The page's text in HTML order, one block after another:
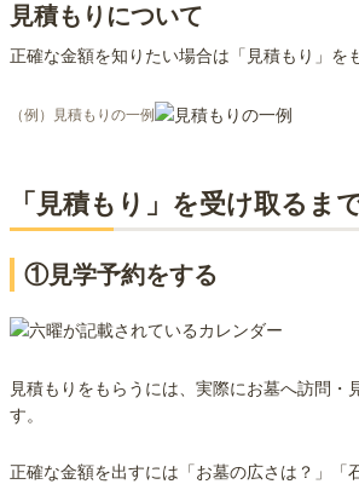
見積もりについて
正確な金額を知りたい場合は「見積もり」を
（例）見積もりの一例
「見積もり」を受け取るま
①見学予約をする
見積もりをもらうには、実際にお墓へ訪問・
す。
正確な金額を出すには「お墓の広さは？」「